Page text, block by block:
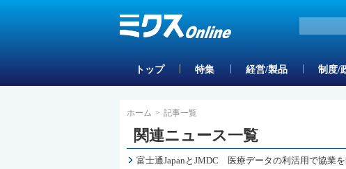
トップ 特集 経営/製品 制度/
ホーム > 記事一覧
関連ニュース一覧
富士通JapanとJMDC 医療データの利活用で協業